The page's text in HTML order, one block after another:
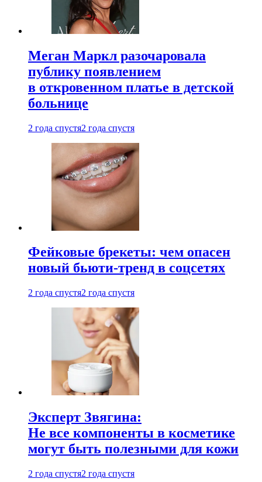
Меган Маркл разочаровала
публику появлением
в откровенном платье в детской
больнице
2 года спустя2 года спустя
Фейковые брекеты: чем опасен
новый бьюти-тренд в соцсетях
2 года спустя2 года спустя
Эксперт Звягина:
Не все компоненты в косметике
могут быть полезными для кожи
2 года спустя2 года спустя